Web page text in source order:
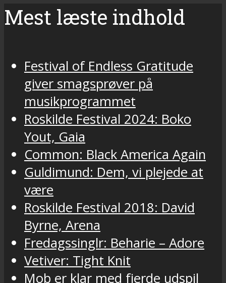
Mest læste indhold
Festival of Endless Gratitude
giver smagsprøver på
musikprogrammet
Roskilde Festival 2024: Boko
Yout, Gaia
Common: Black America Again
Guldimund: Dem, vi plejede at
være
Roskilde Festival 2018: David
Byrne, Arena
Fredagssinglr: Beharie – Adore
Vetiver: Tight Knit
Mob er klar med fjerde udspil